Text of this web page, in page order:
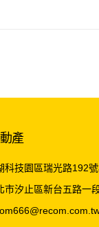
產
科技園區瑞光路192
市汐止區新台五路一